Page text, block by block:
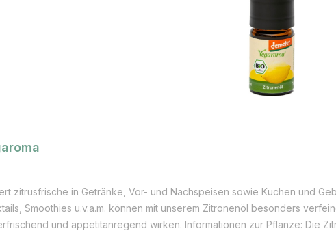
Vor- und Nachspeisen sowie Kuchen und Gebäck. Anwendungsbereiche: Kuchen, Gebäck, Torten, Eis, Müsli,
Smoothies u.v.a.m. können mit unserem Zitronenöl besonders
und appetitanregend wirken. Informationen zur Pflanze: Die